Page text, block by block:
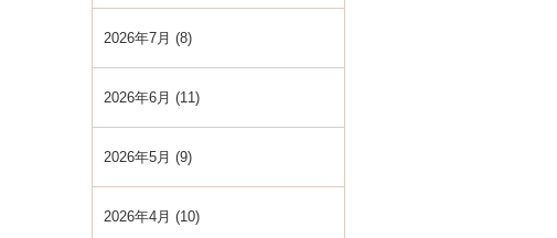
2026年7月 (8)
2026年6月 (11)
2026年5月 (9)
2026年4月 (10)